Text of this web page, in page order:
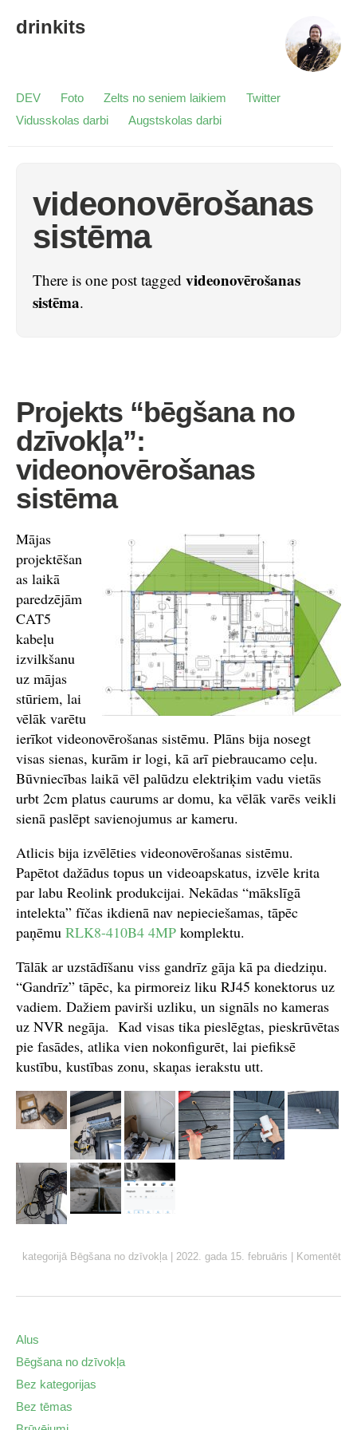
drinkits
DEV Foto Zelts no seniem laikiem
Twitter
Vidusskolas darbi
Augstskolas darbi
videonovērošanas
sistēma
There is one post tagged videonovērošanas
sistēma.
Projekts “bēgšana no
dzīvokļa”:
videonovērošanas
sistēma
Mājas
projektēšan
as laikā
paredzējām
CAT5
kabeļu
izvilkšanu
uz mājas
stūriem, lai
vēlāk varētu
ierīkot videonovērošanas sistēmu. Plāns bija nosegt
visas sienas, kurām ir logi, kā arī piebraucamo ceļu.
Būvniecības laikā vēl palūdzu elektriķim vadu vietās
urbt 2cm platus caurums ar domu, ka vēlāk varēs veikli
sienā paslēpt savienojumus ar kameru.
Atlicis bija izvēlēties videonovērošanas sistēmu.
Papētot dažādus topus un videoapskatus, izvēle krita
par labu Reolink produkcijai. Nekādas “mākslīgā
intelekta” fīčas ikdienā nav nepieciešamas, tāpēc
paņēmu RLK8-410B4 4MP komplektu.
Tālāk ar uzstādīšanu viss gandrīz gāja kā pa diedziņu.
“Gandrīz” tāpēc, ka pirmoreiz liku RJ45 konektorus uz
vadiem. Dažiem pavirši uzliku, un signāls no kameras
uz NVR negāja. Kad visas tika pieslēgtas, pieskrūvētas
pie fasādes, atlika vien nokonfigurēt, lai piefiksē
kustību, kustības zonu, skaņas ierakstu utt.
kategorijā Bēgšana no dzīvokļa 2022. gada 15. februāris Komentēt
Alus
Bēgšana no dzīvokļa
Bez kategorijas
Bez tēmas